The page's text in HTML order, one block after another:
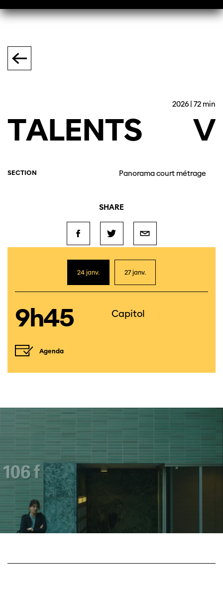
2026 | 72 min
TALENTS V
SECTION Panorama court métrage
SHARE
24 janv. 27 janv.
9h45 Capitol
Agenda